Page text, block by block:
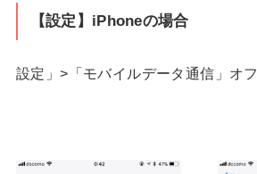
【設定】iPhoneの場合
設定」>「モバイルデータ通信」オフ